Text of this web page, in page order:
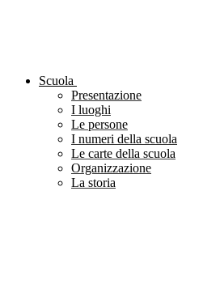
Scuola
Presentazione
I luoghi
Le persone
I numeri della scuola
Le carte della scuola
Organizzazione
La storia